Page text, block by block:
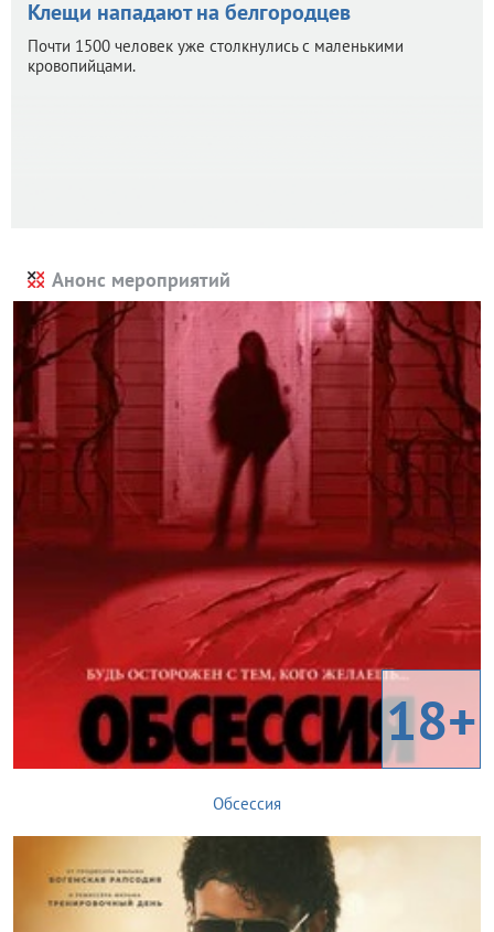
Клещи нападают на белгородцев
Почти 1500 человек уже столкнулись с маленькими
кровопийцами.
Анонс мероприятий
18+
Обсессия